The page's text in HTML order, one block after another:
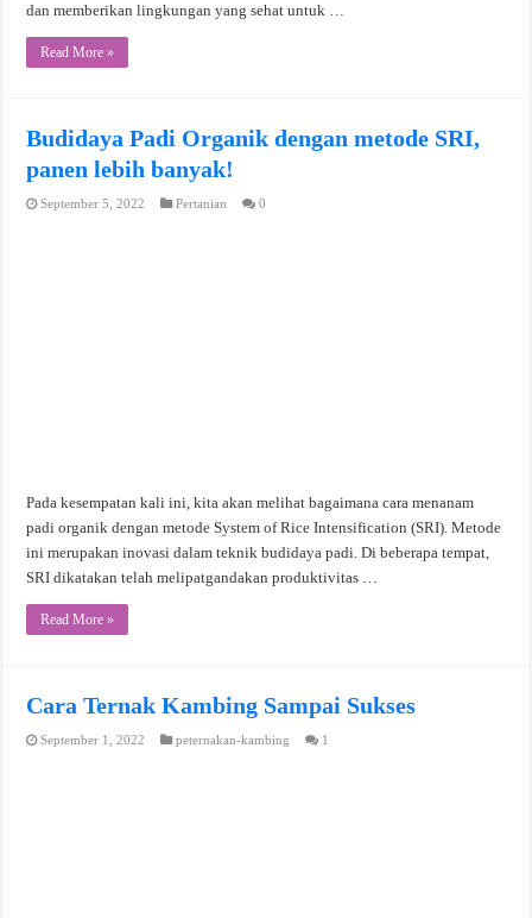
dan memberikan lingkungan yang sehat untuk …
Read More »
Budidaya Padi Organik dengan metode SRI,
panen lebih banyak!
September 5, 2022 Pertanian 0
Pada kesempatan kali ini, kita akan melihat bagaimana cara menanam
padi organik dengan metode System of Rice Intensification (SRI). Metode
ini merupakan inovasi dalam teknik budidaya padi. Di beberapa tempat,
SRI dikatakan telah melipatgandakan produktivitas …
Read More »
Cara Ternak Kambing Sampai Sukses
September 1, 2022 peternakan-kambing 1